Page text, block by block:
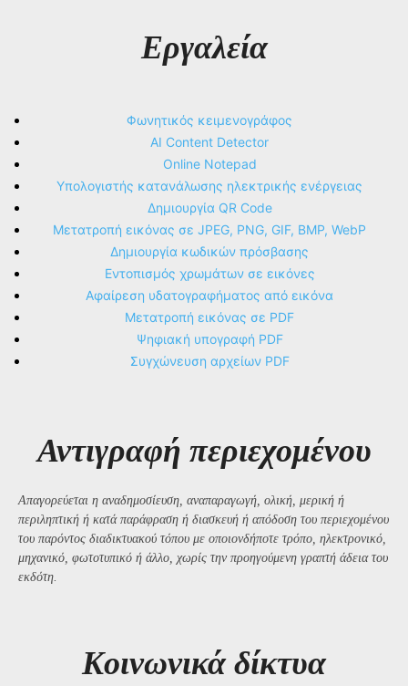
Εργαλεία
Φωνητικός κειμενογράφος
AI Content Detector
Online Notepad
Υπολογιστής κατανάλωσης ηλεκτρικής ενέργειας
Δημιουργία QR Code
Μετατροπή εικόνας σε JPEG, PNG, GIF, BMP, WebP
Δημιουργία κωδικών πρόσβασης
Εντοπισμός χρωμάτων σε εικόνες
Αφαίρεση υδατογραφήματος από εικόνα
Μετατροπή εικόνας σε PDF
Ψηφιακή υπογραφή PDF
Συγχώνευση αρχείων PDF
Αντιγραφή περιεχομένου
Απαγορεύεται η αναδημοσίευση, αναπαραγωγή, ολική, μερική ή
περιληπτική ή κατά παράφραση ή διασκευή ή απόδοση του περιεχομένου
του παρόντος διαδικτυακού τόπου με οποιονδήποτε τρόπο, ηλεκτρονικό,
μηχανικό, φωτοτυπικό ή άλλο, χωρίς την προηγούμενη γραπτή άδεια του
εκδότη.
Kοινωνικά δίκτυα